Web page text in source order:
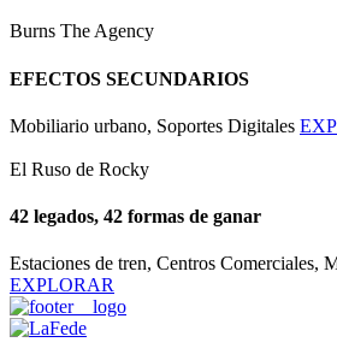
Burns The Agency
EFECTOS SECUNDARIOS
Mobiliario urbano, Soportes Digitales
El Ruso de Rocky
42 legados, 42 formas de ganar
Estaciones de tren, Centros Comerciales,
EXPLORAR